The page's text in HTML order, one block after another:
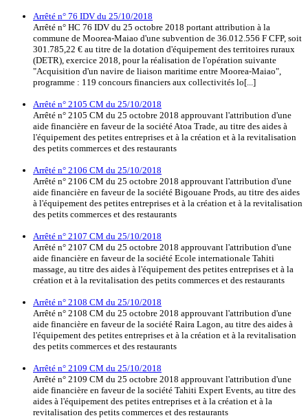
Arrêté n° 76 IDV du 25/10/2018
Arrêté n° HC 76 IDV du 25 octobre 2018 portant attribution à la
commune de Moorea-Maiao d'une subvention de 36.012.556 F CFP, soit
301.785,22 € au titre de la dotation d'équipement des territoires ruraux
(DETR), exercice 2018, pour la réalisation de l'opération suivante
"Acquisition d'un navire de liaison maritime entre Moorea-Maiao",
programme : 119 concours financiers aux collectivités lo[...]
Arrêté n° 2105 CM du 25/10/2018
Arrêté n° 2105 CM du 25 octobre 2018 approuvant l'attribution d'une
aide financière en faveur de la société Atoa Trade, au titre des aides à
l'équipement des petites entreprises et à la création et à la revitalisation
des petits commerces et des restaurants
Arrêté n° 2106 CM du 25/10/2018
Arrêté n° 2106 CM du 25 octobre 2018 approuvant l'attribution d'une
aide financière en faveur de la société Bigouane Prods, au titre des aides
à l'équipement des petites entreprises et à la création et à la revitalisation
des petits commerces et des restaurants
Arrêté n° 2107 CM du 25/10/2018
Arrêté n° 2107 CM du 25 octobre 2018 approuvant l'attribution d'une
aide financière en faveur de la société Ecole internationale Tahiti
massage, au titre des aides à l'équipement des petites entreprises et à la
création et à la revitalisation des petits commerces et des restaurants
Arrêté n° 2108 CM du 25/10/2018
Arrêté n° 2108 CM du 25 octobre 2018 approuvant l'attribution d'une
aide financière en faveur de la société Raira Lagon, au titre des aides à
l'équipement des petites entreprises et à la création et à la revitalisation
des petits commerces et des restaurants
Arrêté n° 2109 CM du 25/10/2018
Arrêté n° 2109 CM du 25 octobre 2018 approuvant l'attribution d'une
aide financière en faveur de la société Tahiti Expert Events, au titre des
aides à l'équipement des petites entreprises et à la création et à la
revitalisation des petits commerces et des restaurants